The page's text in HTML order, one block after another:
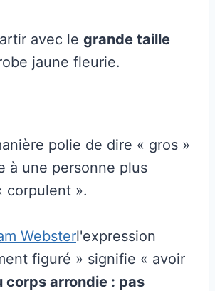
avec le grande taille
jaune fleurie.
polie de dire « gros »
à une personne plus
corpulent ».
Websterl'expression
figuré » signifie « avoir
corps arrondie : pas